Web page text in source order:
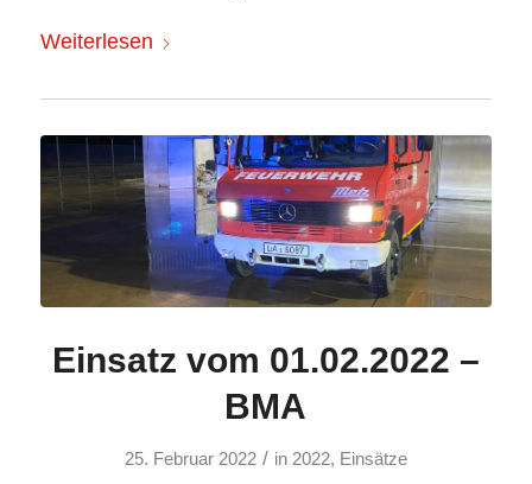
Weiterlesen
Einsatz vom 01.02.2022 –
BMA
25. Februar 2022 / in 2022, Einsätze